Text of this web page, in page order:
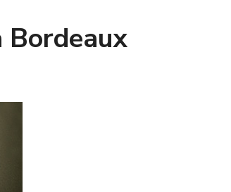
Bordeaux